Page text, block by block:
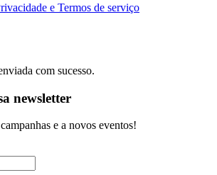
e Termos de serviço
com sucesso.
newsletter
e a novos eventos!